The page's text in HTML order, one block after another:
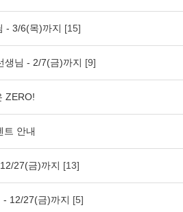
- 3/6(목)까지 [15]
생님 - 2/7(금)까지 [9]
ZERO!
트 안내
27(금)까지 [13]
- 12/27(금)까지 [5]